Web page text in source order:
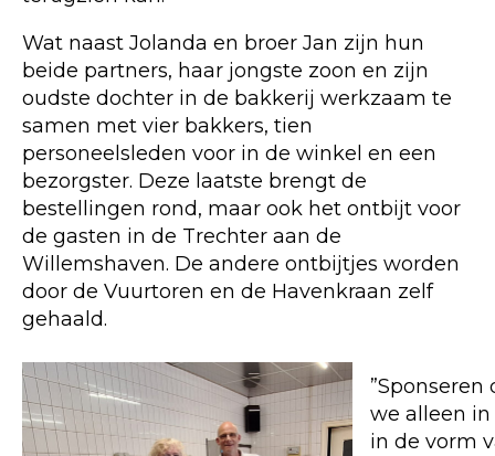
Wat naast Jolanda en broer Jan zijn hun
beide partners, haar jongste zoon en zijn
oudste dochter in de bakkerij werkzaam te
samen met vier bakkers, tien
personeelsleden voor in de winkel en een
bezorgster. Deze laatste brengt de
bestellingen rond, maar ook het ontbijt voor
de gasten in de Trechter aan de
Willemshaven. De andere ontbijtjes worden
door de Vuurtoren en de Havenkraan zelf
gehaald.
”Sponseren
we alleen
in de vorm